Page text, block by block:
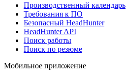
Производственный календарь
Требования к ПО
Безопасный HeadHunter
HeadHunter API
Поиск работы
Поиск по резюме
Мобильное приложение